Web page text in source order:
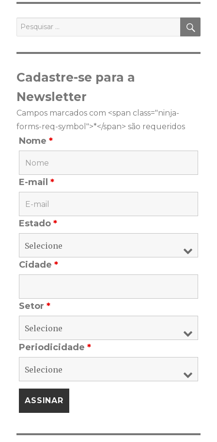
Pesquisar
por:
Cadastre-se para a
Newsletter
Campos marcados com <span class="ninja-
forms-req-symbol">*</span> são requeridos
Nome*
E-mail*
Estado*
Cidade*
Setor*
Periodicidade*